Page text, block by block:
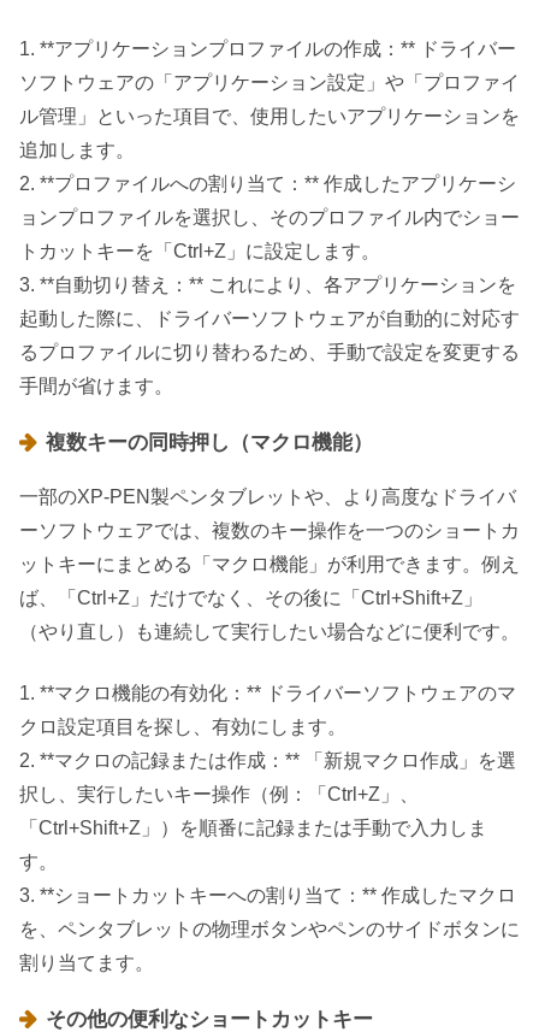
1. **アプリケーションプロファイルの作成：** ドライバー
ソフトウェアの「アプリケーション設定」や「プロファイ
ル管理」といった項目で、使用したいアプリケーションを
追加します。
2. **プロファイルへの割り当て：** 作成したアプリケーシ
ョンプロファイルを選択し、そのプロファイル内でショー
トカットキーを「Ctrl+Z」に設定します。
3. **自動切り替え：** これにより、各アプリケーションを
起動した際に、ドライバーソフトウェアが自動的に対応す
るプロファイルに切り替わるため、手動で設定を変更する
手間が省けます。
複数キーの同時押し（マクロ機能）
一部のXP-PEN製ペンタブレットや、より高度なドライバ
ーソフトウェアでは、複数のキー操作を一つのショートカ
ットキーにまとめる「マクロ機能」が利用できます。例え
ば、「Ctrl+Z」だけでなく、その後に「Ctrl+Shift+Z」
（やり直し）も連続して実行したい場合などに便利です。
1. **マクロ機能の有効化：** ドライバーソフトウェアのマ
クロ設定項目を探し、有効にします。
2. **マクロの記録または作成：** 「新規マクロ作成」を選
択し、実行したいキー操作（例：「Ctrl+Z」、
「Ctrl+Shift+Z」）を順番に記録または手動で入力しま
す。
3. **ショートカットキーへの割り当て：** 作成したマクロ
を、ペンタブレットの物理ボタンやペンのサイドボタンに
割り当てます。
その他の便利なショートカットキー